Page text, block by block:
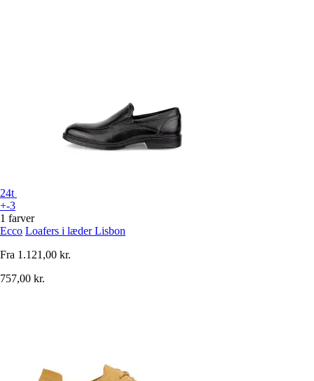
24t
+-3
1 farver
Ecco Loafers i læder Lisbon
Fra 1.121,00 kr.
757,00 kr.